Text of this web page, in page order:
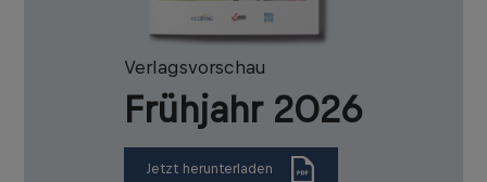
Verlagsvorschau
Frühjahr 2026
Jetzt herunterladen